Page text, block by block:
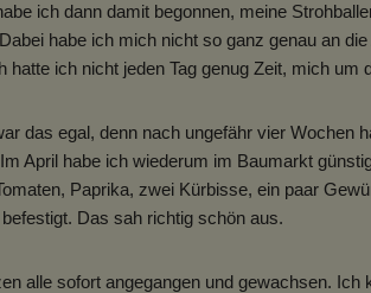
ich dann damit begonnen, meine
habe ich mich nicht so ganz genau an
hatte ich nicht jeden Tag genug Zeit, mich um
das egal, denn nach ungefähr vier Wochen
April habe ich wiederum im Baumarkt
Paprika, zwei Kürbisse, ein paar
Das sah richtig schön aus.
alle sofort angegangen und gewachsen.